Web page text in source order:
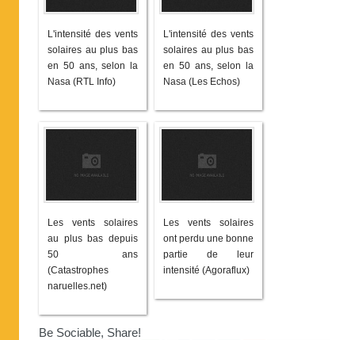
L'intensité des vents
solaires au plus bas
en 50 ans, selon la
Nasa (RTL Info)
L'intensité des vents
solaires au plus bas
en 50 ans, selon la
Nasa (Les Echos)
Les vents solaires
au plus bas depuis
50 ans
(Catastrophes
naruelles.net)
Les vents solaires
ont perdu une bonne
partie de leur
intensité (Agoraflux)
Be Sociable, Share!